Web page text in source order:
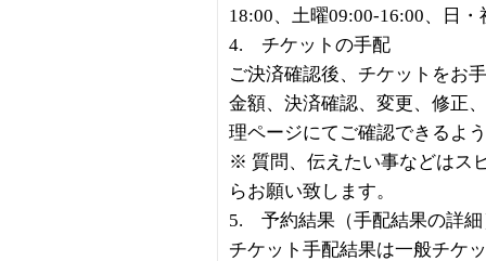
18:00、土曜09:00-16:00、日
4. チケットの手配
ご決済確認後、チケットをお
金額、決済確認、変更、修正
理ページにてご確認できるよ
※ 質問、伝えたい事などはス
らお願い致します。
5. 予約結果（手配結果の詳細
チケット手配結果は一般チケ